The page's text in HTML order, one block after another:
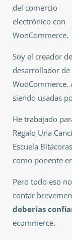
del comercio
electrónico con
WooCommerce.
Soy el creador
desarrollador
WooCommerce.
siendo usadas
He trabajado
Regalo Una
Escuela
como ponente
Pero todo eso
contar
deberías
ecommerce.